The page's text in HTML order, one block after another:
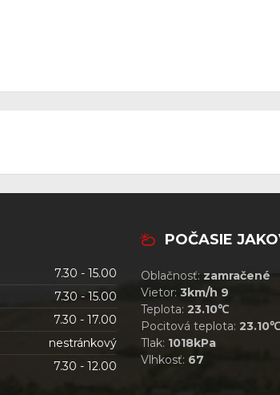
7.30 - 15.00
7.30 - 15.00
7.30 - 17.00
nestránkový
7.30 - 12.00
POČASIE
Oblačnosť: zamračené
Vietor: 3km/h 9
Teplota: 23.10℃
Pocitová teplota: 23.10℃
Tlak: 1018kPa
Vlhkosť: 67